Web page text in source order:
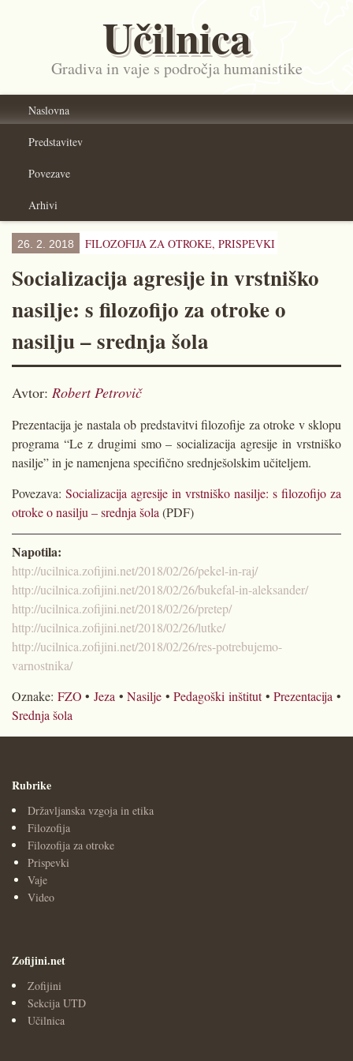
Učilnica
Gradiva in vaje s področja humanistike
Naslovna
Predstavitev
Povezave
Arhivi
26. 2. 2018 FILOZOFIJA ZA OTROKE, PRISPEVKI
Socializacija agresije in vrstniško
nasilje: s filozofijo za otroke o
nasilju – srednja šola
Avtor: Robert Petrovič
Prezentacija je nastala ob predstavitvi filozofije za otroke v sklopu
programa “Le z drugimi smo – socializacija agresije in vrstniško
nasilje” in je namenjena specifično srednješolskim učiteljem.
Povezava: Socializacija agresije in vrstniško nasilje: s filozofijo za
otroke o nasilju – srednja šola (PDF)
Napotila:
http://ucilnica.zofijini.net/2018/02/26/pekel-in-raj/
http://ucilnica.zofijini.net/2018/02/26/bukefal-in-aleksander/
http://ucilnica.zofijini.net/2018/02/26/pretep/
http://ucilnica.zofijini.net/2018/02/26/lutke/
http://ucilnica.zofijini.net/2018/02/26/res-potrebujemo-
varnostnika/
Oznake: FZO • Jeza •Nasilje •Pedagoški inštitut•Prezentacija •
Srednja šola
Rubrike
Državljanska vzgoja in etika
Filozofija
Filozofija za otroke
Prispevki
Vaje
Video
Zofijini.net
Zofijini
Sekcija UTD
Učilnica